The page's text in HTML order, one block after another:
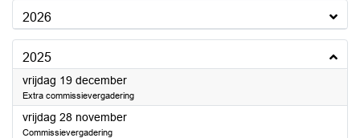
2026
2025
vrijdag 19 december2025
Extra commissievergadering
vrijdag 28 november2025
Commissievergadering